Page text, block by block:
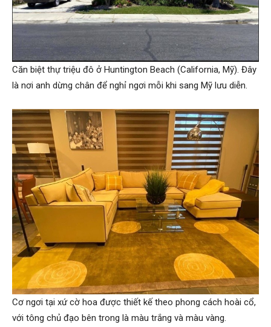
Căn biệt thự triệu đô ở Huntington Beach (California, Mỹ). Đây
là nơi anh dừng chân để nghỉ ngơi mỗi khi sang Mỹ lưu diễn.
Cơ ngơi tại xứ cờ hoa được thiết kế theo phong cách hoài cổ,
với tông chủ đạo bên trong là màu trắng và màu vàng.